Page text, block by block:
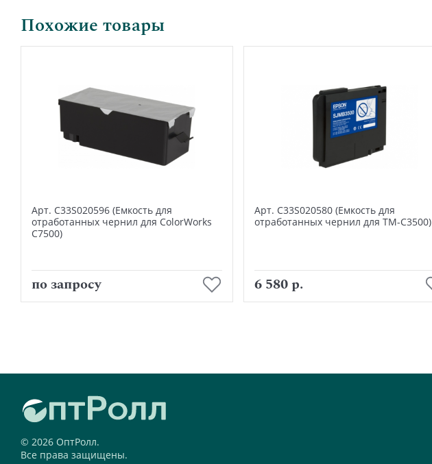
Похожие товары
Арт. C33S020596 (Емкость для
отработанных чернил для ColorWorks
C7500)
по запросу
Арт. C33S020580 (Емкость для
отработанных чернил для TM-C3500)
6 580 р.
© 2026 ОптРолл.
Все права защищены.